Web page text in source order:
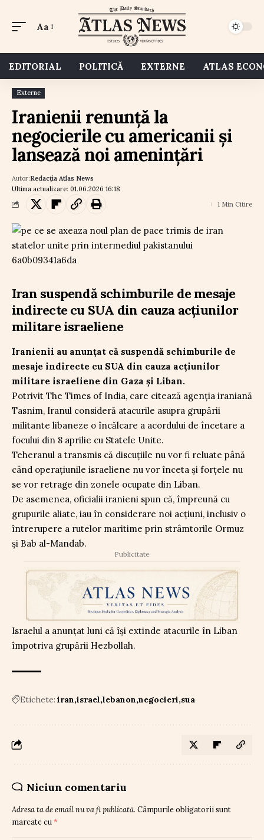
Aa
EDITORIAL POLITICĂ EXTERNE ATLAS
Externe
Iranienii renunță la
negocierile cu americanii și
lansează noi amenințări
Ultima actualizare: 01.06.2026 16:18
Autor:Redacția Atlas News
1 Min Citire
Iran suspendă schimburile de mesaje
indirecte cu SUA din cauza acțiunilor
militare israeliene
Iranienii au anunțat că suspendă schimburile de
mesaje indirecte cu SUA din cauza acțiunilor
militare israeliene din Gaza și Liban.
Potrivit The Times of India, care citează agenția iraniană
Tasnim, Iranul consideră atacurile asupra grupării
militante libaneze o încălcare a acordului de încetare a
focului din 8 aprilie cu Statele Unite.
Teheranul a transmis că discuțiile nu vor fi reluate până
când operațiunile israeliene nu vor înceta și forțele nu
se vor retrage din zonele ocupate din Liban.
De asemenea, oficialii iranieni spun că, împreună cu
grupurile aliate, iau în considerare noi acțiuni, inclusiv o
întrerupere a rutelor maritime prin strâmtorile Ormuz
și Bab al-Mandab.
Publicitate
Israelul a anunțat luni că își extinde atacurile în Liban
împotriva grupării Hezbollah.
Etichete: iran israel lebanon negocieri sua
Niciun comentariu
Adresa ta de email nu va fi publicată. Câmpurile obligatorii sunt
marcate cu *